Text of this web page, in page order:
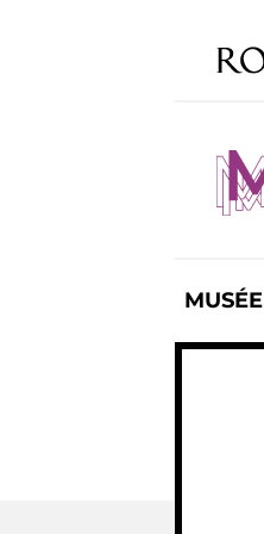
MUSÉE